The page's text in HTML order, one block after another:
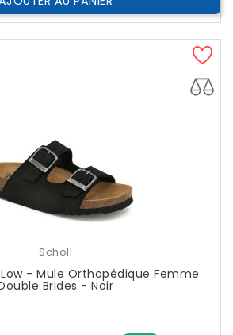
Scholl
- Mule Orthopédique Femme
Brides - Noir